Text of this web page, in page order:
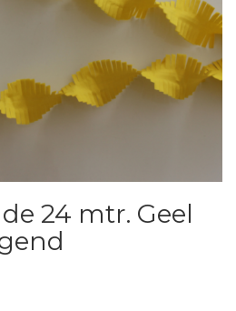
24 mtr. Geel